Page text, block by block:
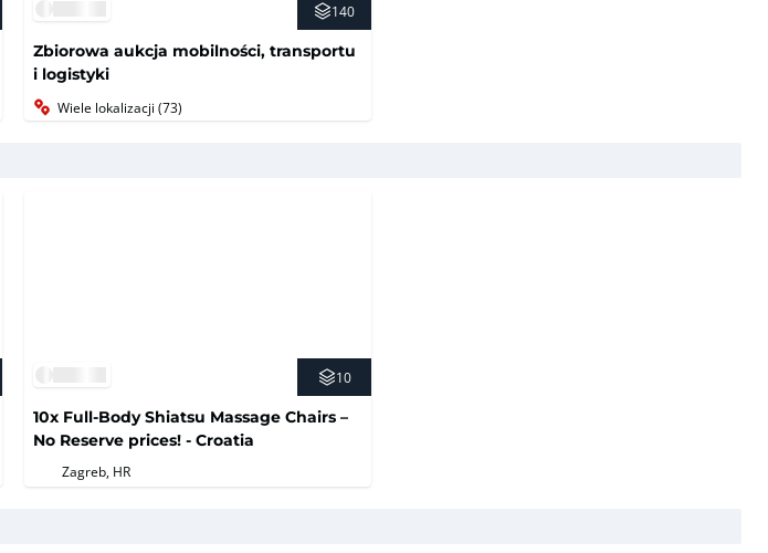
140
Zbiorowa aukcja mobilności, transportu
i logistyki
Wiele lokalizacji (73)
10
10x Full-Body Shiatsu Massage Chairs –
No Reserve prices! - Croatia
Zagreb, HR